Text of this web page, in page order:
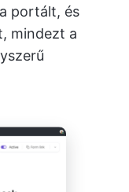
portált, és
mindezt a